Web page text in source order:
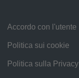
Accordo con l'utente
Politica sui cookie
Politica sulla Privacy